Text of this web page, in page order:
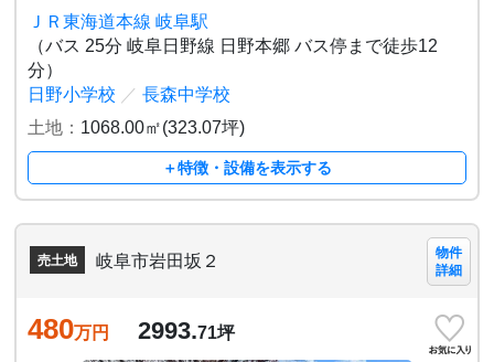
ＪＲ東海道本線 岐阜駅
（バス 25分 岐阜日野線 日野本郷 バス停まで徒歩12
分）
日野小学校 ／ 長森中学校
土地： 1068.00㎡(323.07坪)
＋特徴・設備を表示する
売土地 岐阜市岩田坂２
物件
詳細
480万円 2993.71坪